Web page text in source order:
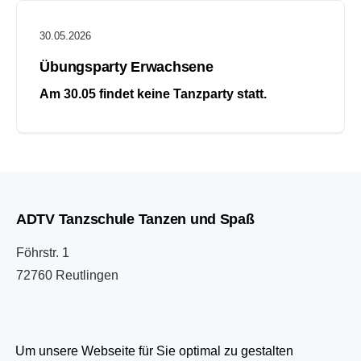
Um unsere Webseite für Sie optimal zu gestalten
30.05.2026
Übungsparty Erwachsene
Am 30.05 findet keine Tanzparty statt.
ADTV Tanzschule Tanzen und Spaß
Föhrstr. 1
72760 Reutlingen
07121 333033